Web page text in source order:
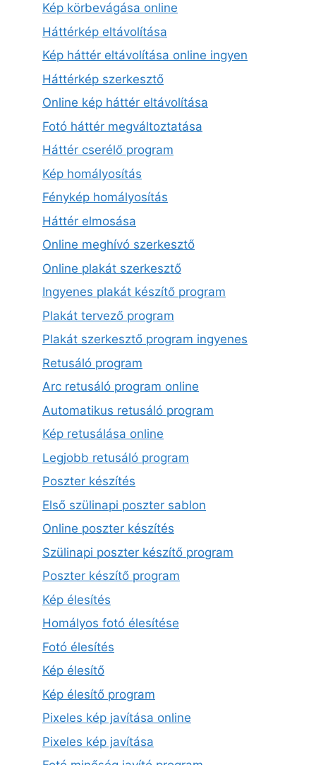
Kép körbevágása online
Háttérkép eltávolítása
Kép háttér eltávolítása online ingyen
Háttérkép szerkesztő
Online kép háttér eltávolítása
Fotó háttér megváltoztatása
Háttér cserélő program
Kép homályosítás
Fénykép homályosítás
Háttér elmosása
Online meghívó szerkesztő
Online plakát szerkesztő
Ingyenes plakát készítő program
Plakát tervező program
Plakát szerkesztő program ingyenes
Retusáló program
Arc retusáló program online
Automatikus retusáló program
Kép retusálása online
Legjobb retusáló program
Poszter készítés
Első szülinapi poszter sablon
Online poszter készítés
Szülinapi poszter készítő program
Poszter készítő program
Kép élesítés
Homályos fotó élesítése
Fotó élesítés
Kép élesítő
Kép élesítő program
Pixeles kép javítása online
Pixeles kép javítása